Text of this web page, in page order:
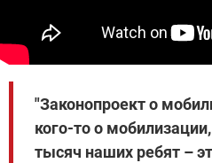
"Законопроект о
кого-то о
тысяч наших ребят –